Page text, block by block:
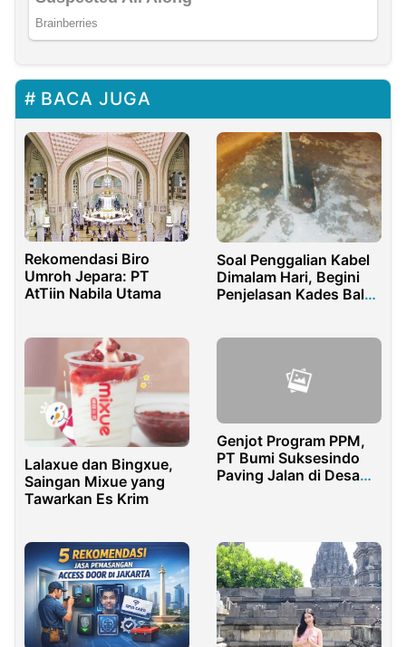
BACA JUGA
Rekomendasi Biro
Umroh Jepara: PT
AtTiin Nabila Utama
Soal Penggalian Kabel
Dimalam Hari, Begini
Penjelasan Kades Balak
Lalaxue dan Bingxue,
Saingan Mixue yang
Tawarkan Es Krim
Genjot Program PPM,
PT Bumi Suksesindo
Paving Jalan di Desa